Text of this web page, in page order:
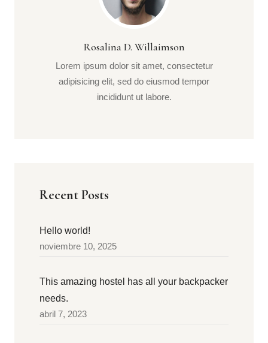
Rosalina D. Willaimson
Lorem ipsum dolor sit amet, consectetur
adipisicing elit, sed do eiusmod tempor
incididunt ut labore.
Recent Posts
Hello world!
noviembre 10, 2025
This amazing hostel has all your backpacker
needs.
abril 7, 2023